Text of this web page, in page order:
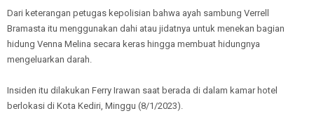
Dari keterangan petugas kepolisian bahwa ayah sambung Verrell
Bramasta itu menggunakan dahi atau jidatnya untuk menekan bagian
hidung Venna Melina secara keras hingga membuat hidungnya
mengeluarkan darah.
Insiden itu dilakukan Ferry Irawan saat berada di dalam kamar hotel
berlokasi di Kota Kediri, Minggu (8/1/2023).